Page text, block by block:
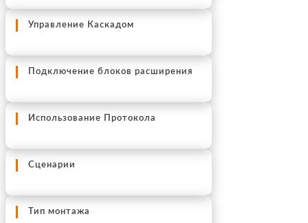
Управление Каскадом
Подключение блоков расширения
Использование Протокола
Сценарии
Тип монтажа